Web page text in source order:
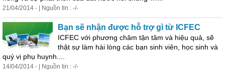
21/04/2014 - | Nguồn tin : -/-
Bạn sẽ nhận được hỗ trợ gì từ ICFEC
ICFEC với phương châm tận tâm và hiệu quả, sẽ
thật sự làm hài lòng các bạn sinh viên, học sinh và
quý vị phụ huynh
14/04/2014 - | Nguồn tin : -/-